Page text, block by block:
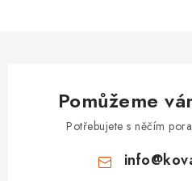
Pomůžeme
Potřebujete s něčím
info@